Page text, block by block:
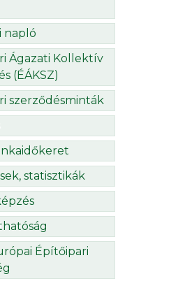
napló
Ágazati Kollektív
(ÉÁKSZ)
szerződésminták
statisztikák
Építőipari